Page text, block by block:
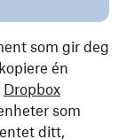
som gir deg
én
Dropbox
som
ditt,